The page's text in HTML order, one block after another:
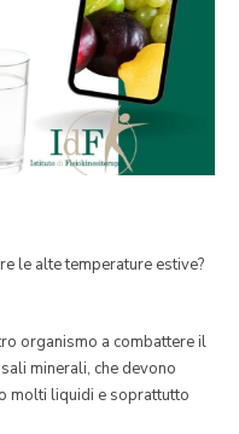
le alte temperature estive?
organismo a combattere il
minerali, che devono
molti liquidi e soprattutto